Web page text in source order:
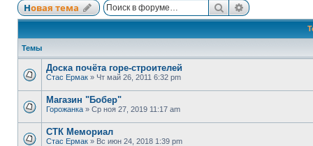
Новая тема ПоискРасширенный
Темы
Доска почёта горе-строителей
Стас Ермак » Чт май 26, 2011 6:32 pm
Магазин "Бобер"
Горожанка » Ср ноя 27, 2019 11:17 am
СТК Мемориал
Стас Ермак » Вс июн 24, 2018 1:39 pm